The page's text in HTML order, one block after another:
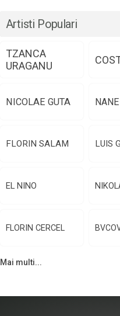
Artisti Populari
TZANCA
URAGANU
NICOLAE GUTA NANE
FLORIN SALAM LUIS
EL NINO
FLORIN CERCEL
Mai multi...